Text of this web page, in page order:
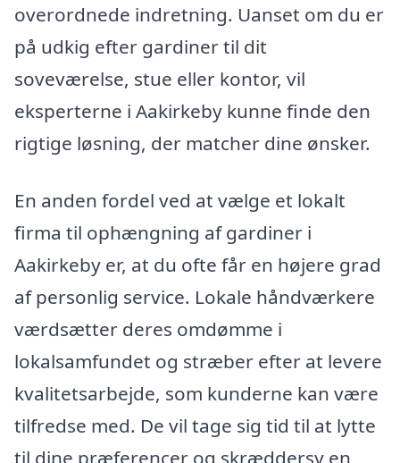
overordnede indretning. Uanset om du er
på udkig efter gardiner til dit
soveværelse, stue eller kontor, vil
eksperterne i Aakirkeby kunne finde den
rigtige løsning, der matcher dine ønsker.
En anden fordel ved at vælge et lokalt
firma til ophængning af gardiner i
Aakirkeby er, at du ofte får en højere grad
af personlig service. Lokale håndværkere
værdsætter deres omdømme i
lokalsamfundet og stræber efter at levere
kvalitetsarbejde, som kunderne kan være
tilfredse med. De vil tage sig tid til at lytte
til dine præferencer og skræddersy en